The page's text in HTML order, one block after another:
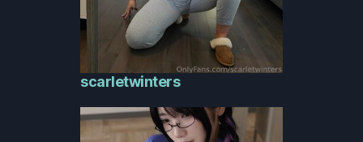
scarletwinters